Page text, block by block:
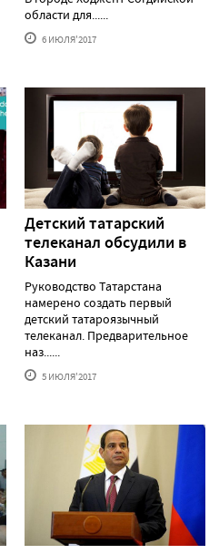
области для......
6 ИЮЛЯ'2017
Детский татарский
телеканал обсудили в
Казани
Руководство Татарстана
намерено создать первый
детский татароязычный
телеканал. Предварительное
наз......
5 ИЮЛЯ'2017